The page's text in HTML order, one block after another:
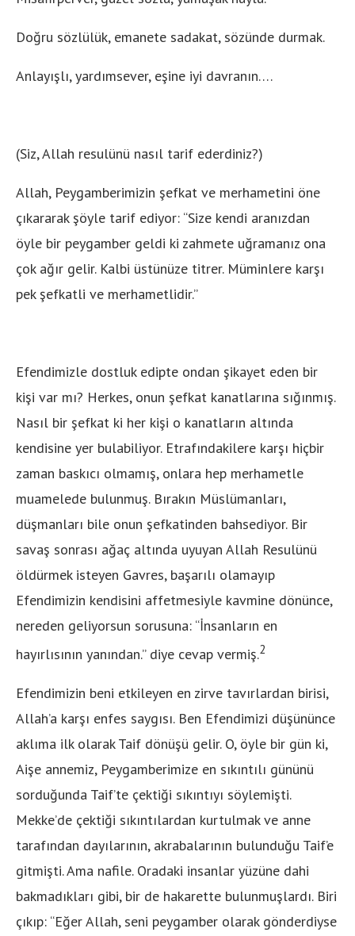
Doğru sözlülük, emanete sadakat, sözünde durmak.
Anlayışlı, yardımsever, eşine iyi davranın….
(Siz, Allah resulünü nasıl tarif ederdiniz?)
Allah, Peygamberimizin şefkat ve merhametini öne
çıkararak şöyle tarif ediyor: ‘‘Size kendi aranızdan
öyle bir peygamber geldi ki zahmete uğramanız ona
çok ağır gelir. Kalbi üstünüze titrer. Müminlere karşı
pek şefkatli ve merhametlidir.’’
Efendimizle dostluk edipte ondan şikayet eden bir
kişi var mı? Herkes, onun şefkat kanatlarına sığınmış.
Nasıl bir şefkat ki her kişi o kanatların altında
kendisine yer bulabiliyor. Etrafındakilere karşı hiçbir
zaman baskıcı olmamış, onlara hep merhametle
muamelede bulunmuş. Bırakın Müslümanları,
düşmanları bile onun şefkatinden bahsediyor. Bir
savaş sonrası ağaç altında uyuyan Allah Resulünü
öldürmek isteyen Gavres, başarılı olamayıp
Efendimizin kendisini affetmesiyle kavmine dönünce,
nereden geliyorsun sorusuna: ‘‘İnsanların en
hayırlısının yanından.’’ diye cevap vermiş.2
Efendimizin beni etkileyen en zirve tavırlardan birisi,
Allah’a karşı enfes saygısı. Ben Efendimizi düşününce
aklıma ilk olarak Taif dönüşü gelir. O, öyle bir gün ki,
Aişe annemiz, Peygamberimize en sıkıntılı gününü
sorduğunda Taif’te çektiği sıkıntıyı söylemişti.
Mekke’de çektiği sıkıntılardan kurtulmak ve anne
tarafından dayılarının, akrabalarının bulunduğu Taif’e
gitmişti. Ama nafile. Oradaki insanlar yüzüne dahi
bakmadıkları gibi, bir de hakarette bulunmuşlardı. Biri
çıkıp: ‘‘Eğer Allah, seni peygamber olarak gönderdiyse